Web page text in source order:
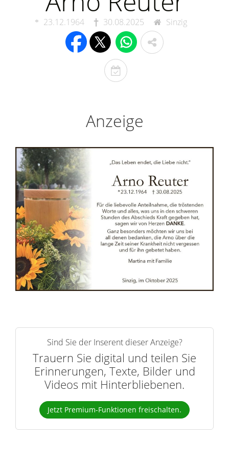
23.12.1964 30.08.2025 Sinzig
T
o
s
t
g
e
i
n
n
e
r
n
Anzeige
Sind Sie der Inserent dieser Anzeige?
Trauern Sie digital und teilen Sie
Erinnerungen, Texte, Bilder und
Videos mit Hinterbliebenen.
Jetzt Premium-Funktionen freischalten.